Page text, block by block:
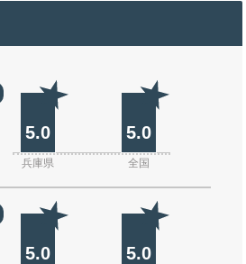
5.0 5.0
兵庫県 全国
5.0 5.0